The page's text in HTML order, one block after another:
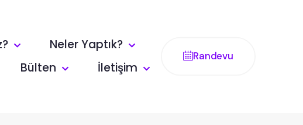
Neler Yaptık?
Bülten İletişim
Randevu